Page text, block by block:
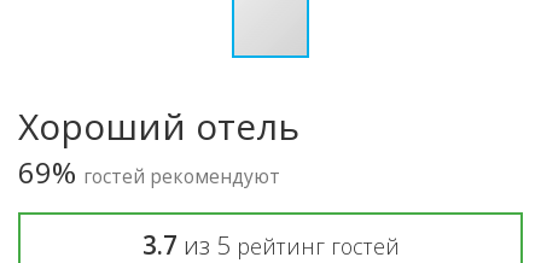
Хороший отель
69% гостей рекомендуют
3.7 из 5 рейтинг гостей